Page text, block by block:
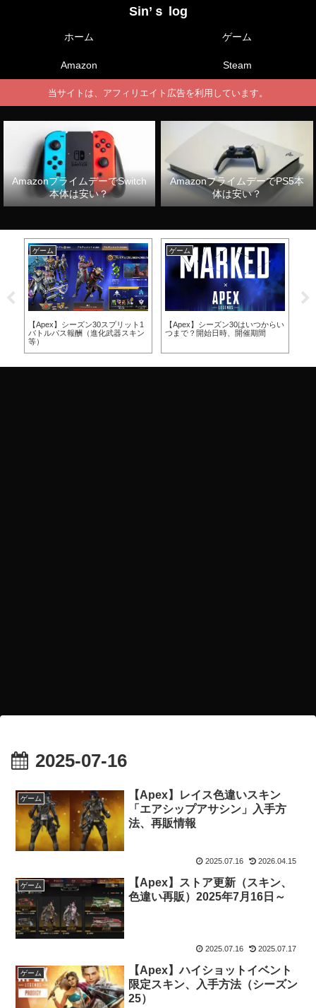
Sin’ｓ log
ホーム ゲーム
Amazon Steam
当サイトは、アフィリエイト広告を利用しています。
AmazonプライムデーでSwitch
本体は安い？
AmazonプライムデーでPS5本
体は安い？
ゲーム
【Apex】シーズン30スプリット1
バトルパス報酬（進化武器スキン
等）
ゲーム
【Apex】シーズン30はいつからい
つまで？開始日時、開催期間
2025-07-16
ゲーム
【Apex】レイス色違いスキン
「エアシップアサシン」入手方
法、再販情報
2025.07.16 2026.04.15
ゲーム
【Apex】ストア更新（スキン、
色違い再販）2025年7月16日～
2025.07.16 2025.07.17
ゲーム
【Apex】ハイショットイベント
限定スキン、入手方法（シーズン
25）